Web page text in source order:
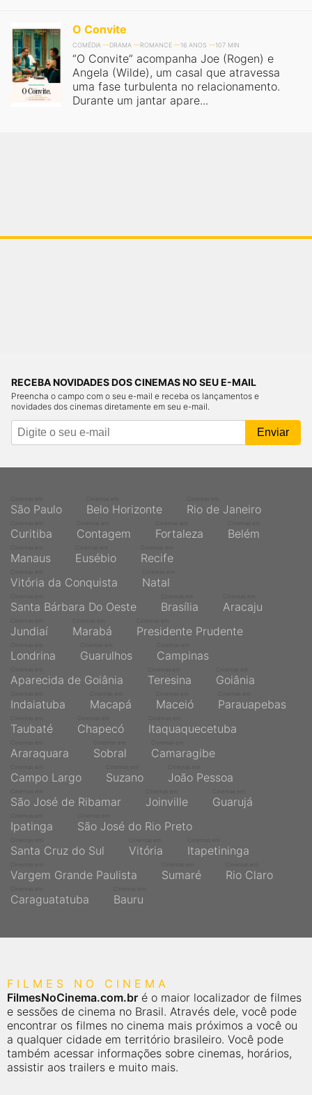
O Convite
COMÉDIA DRAMA ROMANCE 16 ANOS 107 MIN
“O Convite” acompanha Joe (Rogen) e
Angela (Wilde), um casal que atravessa
uma fase turbulenta no relacionamento.
Durante um jantar apare...
RECEBA NOVIDADES DOS CINEMAS NO SEU E-MAIL
Preencha o campo com o seu e-mail e receba os lançamentos e
novidades dos cinemas diretamente em seu e-mail.
São Paulo Belo Horizonte Rio de Janeiro
Curitiba Contagem Fortaleza Belém
Manaus Eusébio Recife
Vitória da Conquista Natal
Santa Bárbara Do Oeste Brasília Aracaju
Jundiaí Marabá Presidente Prudente
Londrina Guarulhos Campinas
Aparecida de Goiânia Teresina Goiânia
Indaiatuba Macapá Maceió Parauapebas
Taubaté Chapecó Itaquaquecetuba
Araraquara Sobral Camaragibe
Campo Largo Suzano João Pessoa
São José de Ribamar Joinville Guarujá
Ipatinga São José do Rio Preto
Santa Cruz do Sul Vitória Itapetininga
Vargem Grande Paulista Sumaré Rio Claro
Caraguatatuba Bauru
FILMES NO CINEMA
FilmesNoCinema.com.br é o maior localizador de filmes
e sessões de cinema no Brasil. Através dele, você pode
encontrar os filmes no cinema mais próximos a você ou
a qualquer cidade em território brasileiro. Você pode
também acessar informações sobre cinemas, horários,
assistir aos trailers e muito mais.